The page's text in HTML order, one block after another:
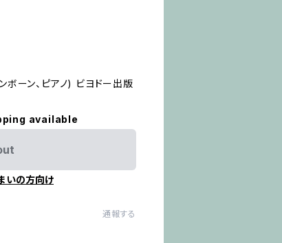
ーン、ピアノ) ビヨドー出版
available
いの方向け
通報する